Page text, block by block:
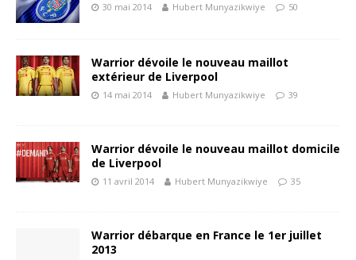
30 mai 2014 Hubert Munyazikwiye 50
Warrior dévoile le nouveau maillot
extérieur de Liverpool
14 mai 2014 Hubert Munyazikwiye 39
Warrior dévoile le nouveau maillot domicile
de Liverpool
11 avril 2014 Hubert Munyazikwiye 35
Warrior débarque en France le 1er juillet
2013